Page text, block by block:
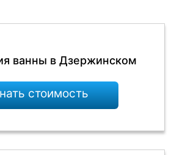
ванны в Дзержинском
стоимость